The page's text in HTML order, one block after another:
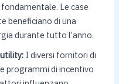
Le case
beneficiano di una
durante tutto l’anno.
I diversi fornitori di
programmi di incentivo